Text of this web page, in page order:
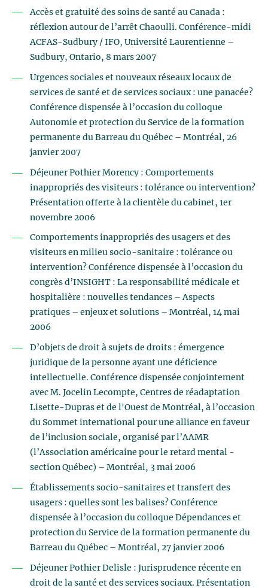
Accès et gratuité des soins de santé au Canada :
réflexion autour de l’arrêt Chaoulli. Conférence-midi
ACFAS-Sudbury / IFO, Université Laurentienne –
Sudbury, Ontario, 8 mars 2007
Urgences sociales et nouveaux réseaux locaux de
services de santé et de services sociaux : une panacée?
Conférence dispensée à l’occasion du colloque
Autonomie et protection du Service de la formation
permanente du Barreau du Québec – Montréal, 26
janvier 2007
Déjeuner Pothier Morency : Comportements
inappropriés des visiteurs : tolérance ou intervention?
Présentation offerte à la clientèle du cabinet, 1er
novembre 2006
Comportements inappropriés des usagers et des
visiteurs en milieu socio-sanitaire : tolérance ou
intervention? Conférence dispensée à l’occasion du
congrès d’INSIGHT : La responsabilité médicale et
hospitalière : nouvelles tendances – Aspects
pratiques – enjeux et solutions – Montréal, 14 mai
2006
D’objets de droit à sujets de droits : émergence
juridique de la personne ayant une déficience
intellectuelle. Conférence dispensée conjointement
avec M. Jocelin Lecompte, Centres de réadaptation
Lisette-Dupras et de l'Ouest de Montréal, à l’occasion
du Sommet international pour une alliance en faveur
de l’inclusion sociale, organisé par l’AAMR
(l’Association américaine pour le retard mental -
section Québec) – Montréal, 3 mai 2006
Établissements socio-sanitaires et transfert des
usagers : quelles sont les balises? Conférence
dispensée à l’occasion du colloque Dépendances et
protection du Service de la formation permanente du
Barreau du Québec – Montréal, 27 janvier 2006
Déjeuner Pothier Delisle : Jurisprudence récente en
droit de la santé et des services sociaux. Présentation